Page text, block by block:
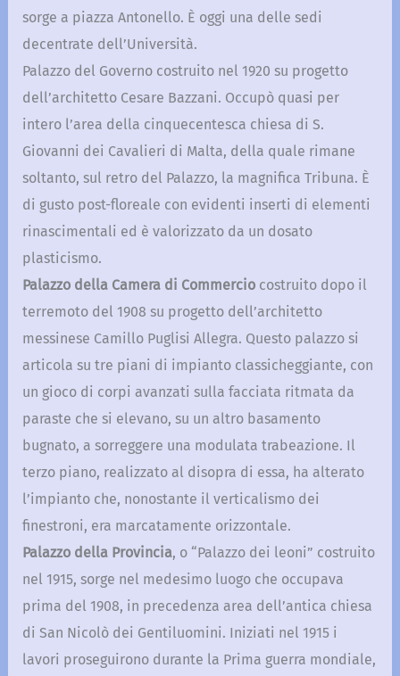
sorge a piazza Antonello. È oggi una delle sedi
decentrate dell’Università.
Palazzo del Governo costruito nel 1920 su progetto
dell’architetto Cesare Bazzani. Occupò quasi per
intero l’area della cinquecentesca chiesa di S.
Giovanni dei Cavalieri di Malta, della quale rimane
soltanto, sul retro del Palazzo, la magnifica Tribuna. È
di gusto post-floreale con evidenti inserti di elementi
rinascimentali ed è valorizzato da un dosato
plasticismo.
Palazzo della Camera di Commercio costruito dopo il
terremoto del 1908 su progetto dell’architetto
messinese Camillo Puglisi Allegra. Questo palazzo si
articola su tre piani di impianto classicheggiante, con
un gioco di corpi avanzati sulla facciata ritmata da
paraste che si elevano, su un altro basamento
bugnato, a sorreggere una modulata trabeazione. Il
terzo piano, realizzato al disopra di essa, ha alterato
l’impianto che, nonostante il verticalismo dei
finestroni, era marcatamente orizzontale.
Palazzo della Provincia, o “Palazzo dei leoni” costruito
nel 1915, sorge nel medesimo luogo che occupava
prima del 1908, in precedenza area dell’antica chiesa
di San Nicolò dei Gentiluomini. Iniziati nel 1915 i
lavori proseguirono durante la Prima guerra mondiale,